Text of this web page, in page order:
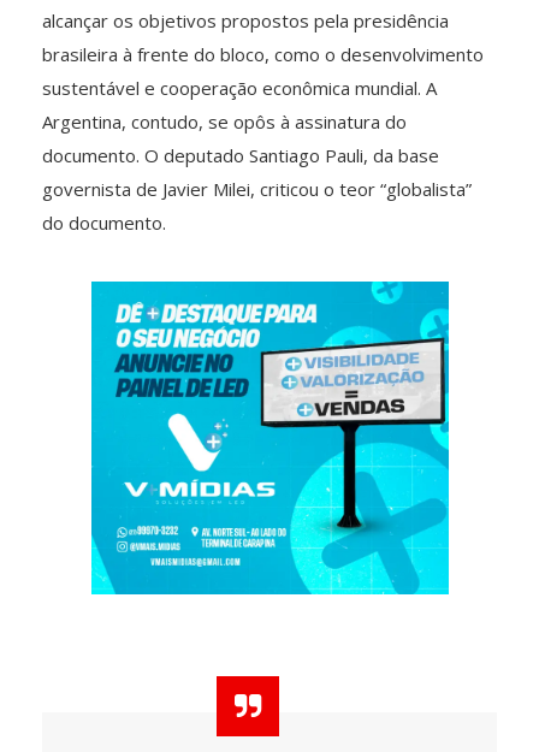
alcançar os objetivos propostos pela presidência
brasileira à frente do bloco, como o desenvolvimento
sustentável e cooperação econômica mundial. A
Argentina, contudo, se opôs à assinatura do
documento. O deputado Santiago Pauli, da base
governista de Javier Milei, criticou o teor “globalista”
do documento.